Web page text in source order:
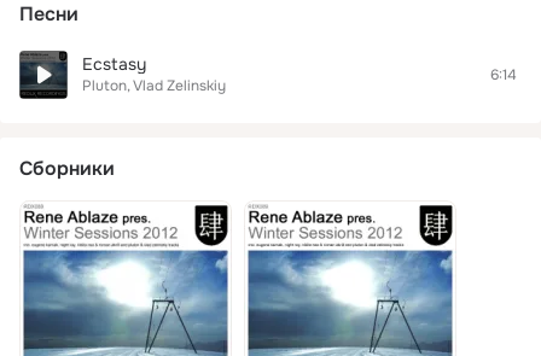
Песни
Ecstasy
Pluton Vlad Zelinskiy
6:14
Сборники